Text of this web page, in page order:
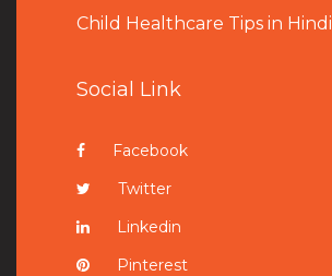
Child Healthcare Tips in Hindi
Social Link
Facebook
Twitter
Linkedin
Pinterest